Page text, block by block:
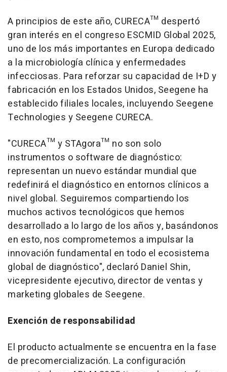
A principios de este año, CURECA™ despertó
gran interés en el congreso ESCMID Global 2025,
uno de los más importantes en Europa dedicado
a la microbiología clínica y enfermedades
infecciosas. Para reforzar su capacidad de I+D y
fabricación en los Estados Unidos, Seegene ha
establecido filiales locales, incluyendo Seegene
Technologies y Seegene CURECA.
"CURECA™ y STAgora™ no son solo
instrumentos o software de diagnóstico:
representan un nuevo estándar mundial que
redefinirá el diagnóstico en entornos clínicos a
nivel global. Seguiremos compartiendo los
muchos activos tecnológicos que hemos
desarrollado a lo largo de los años y, basándonos
en esto, nos comprometemos a impulsar la
innovación fundamental en todo el ecosistema
global de diagnóstico", declaró Daniel Shin,
vicepresidente ejecutivo, director de ventas y
marketing globales de Seegene.
Exención de responsabilidad
El producto actualmente se encuentra en la fase
de precomercialización. La configuración